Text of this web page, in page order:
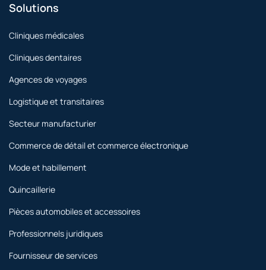
Solutions
Cliniques médicales
Cliniques dentaires
Agences de voyages
Logistique et transitaires
Secteur manufacturier
Commerce de détail et commerce électronique
Mode et habillement
Quincaillerie
Pièces automobiles et accessoires
Professionnels juridiques
Fournisseur de services